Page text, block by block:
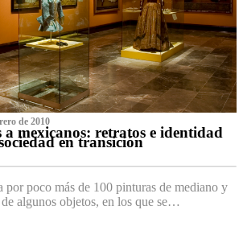
de 2010
a mexicanos: retratos e identidad
en transición
por poco más de 100 pinturas de mediano y
algunos objetos, en los que se…